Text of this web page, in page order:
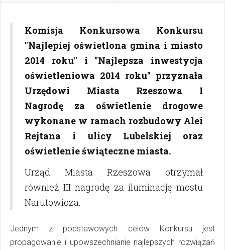
Komisja Konkursowa Konkursu
"Najlepiej oświetlona gmina i miasto
2014 roku" i "Najlepsza inwestycja
oświetleniowa 2014 roku" przyznała
Urzędowi Miasta Rzeszowa I
Nagrodę za oświetlenie drogowe
wykonane w ramach rozbudowy Alei
Rejtana i ulicy Lubelskiej oraz
oświetlenie świąteczne miasta.
Urząd Miasta Rzeszowa otrzymał
również III nagrodę za iluminację mostu
Narutowicza.
Jednym z podstawowych celów Konkursu jest
propagowanie i upowszechnianie najlepszych rozwiązań